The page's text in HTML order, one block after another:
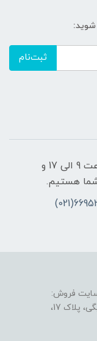
شوید:
ثبت‌نام
پشتیبانی سایت: شنبه تا چهارشنبه از ساعت 9 الی 17 و
فروش:
17،